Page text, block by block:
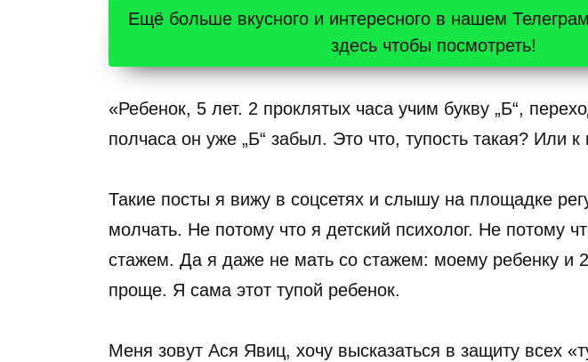
Ещё больше вкусного и интересного в нашем
здесь чтобы посмотреть!
«Ребенок, 5 лет. 2 проклятых часа учим букву „Б“,
полчаса он уже „Б“ забыл. Это что, тупость такая? Или к
Такие посты я вижу в соцсетях и слышу на площадке
молчать. Не потому что я детский психолог. Не потому
стажем. Да я даже не мать со стажем: моему ребенку и
проще. Я сама этот тупой ребенок.
Меня зовут Ася Явиц, хочу высказаться в защиту всех